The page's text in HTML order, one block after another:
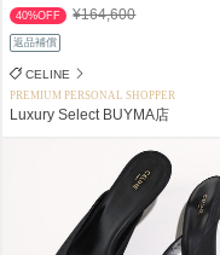
40%OFF ¥164,600
返品補償
CELINE
PREMIUM PERSONAL SHOPPER
Luxury Select BUYMA店